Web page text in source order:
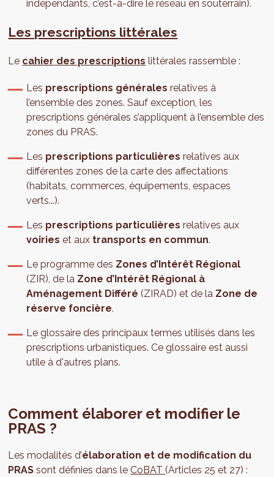
indépendants, c’est-à-dire le réseau en souterrain).
Les prescriptions littérales
Le cahier des prescriptions littérales rassemble :
Les prescriptions générales relatives à
l’ensemble des zones. Sauf exception, les
prescriptions générales s’appliquent à l’ensemble des
zones du PRAS.
Les prescriptions particulières relatives aux
différentes zones de la carte des affectations
(habitats, commerces, équipements, espaces
verts...).
Les prescriptions particulières relatives aux
voirieset aux transports en commun.
Le programme des Zones d’Intérêt Régional
(ZIR), de la Zone d’Intérêt Régional à
Aménagement Différé (ZIRAD) et de la Zone de
réserve foncière.
Le glossaire des principaux termes utilisés dans les
prescriptions urbanistiques. Ce glossaire est aussi
utile à d'autres plans.
Comment élaborer et modifier le
PRAS ?
Les modalités d’élaboration et de modification du
PRAS sont définies dans leCoBAT(Articles 25 et 27) :